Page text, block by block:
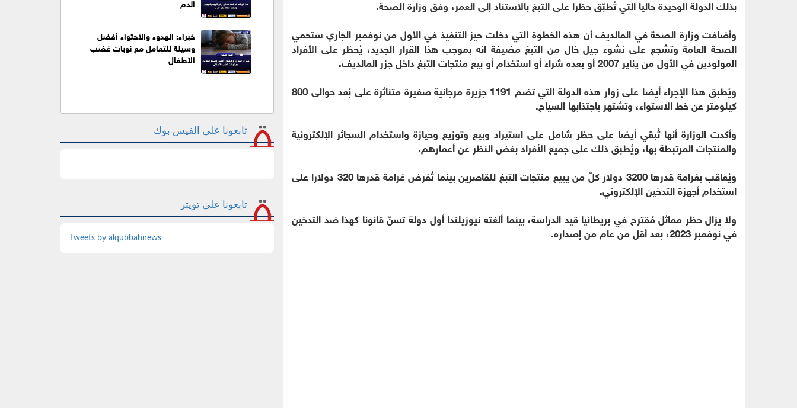
بذلك الدولة الوحيدة حاليا التي تُطبّق حظرا على التبغ بالاستناد إلى العمر، وفق وزارة الصحة.
وأضافت وزارة الصحة في المالديف أن هذه الخطوة التي دخلت حيز التنفيذ في الأول من نوفمبر الجاري ستحمي
الصحة العامة وتشجع على نشوء جيل خال من التبغ مضيفة انه بموجب هذا القرار الجديد، يُحظر على الأفراد
المولودين في الأول من يناير 2007 أو بعده شراء أو استخدام أو بيع منتجات التبغ داخل جزر المالديف.
ويُطبق هذا الإجراء أيضا على زوار هذه الدولة التي تضم 1191 جزيرة مرجانية صغيرة متناثرة على بُعد حوالى 800
كيلومتر عن خط الاستواء، وتشتهر باجتذابها السياح.
وأكدت الوزارة أنها تُبقي أيضا على حظر شامل على استيراد وبيع وتوزيع وحيازة واستخدام السجائر الإلكترونية
والمنتجات المرتبطة بها، ويُطبق ذلك على جميع الأفراد بغض النظر عن أعمارهم.
ويُعاقب بغرامة قدرها 3200 دولار كلّ من يبيع منتجات التبغ للقاصرين بينما تُفرض غرامة قدرها 320 دولارا على
استخدام أجهزة التدخين الإلكتروني.
ولا يزال حظر مماثل مُقترح في بريطانيا قيد الدراسة، بينما ألغته نيوزيلندا أول دولة تسنّ قانونا كهذا ضد التدخين
في نوفمبر 2023، بعد أقل من عام من إصداره.
خبراء: الهدوء والاحتواء أفضل
وسيلة للتعامل مع نوبات غضب
الأطفال
تابعونا على الفيس بوك
تابعونا على تويتر
Tweets by alqubbahnews